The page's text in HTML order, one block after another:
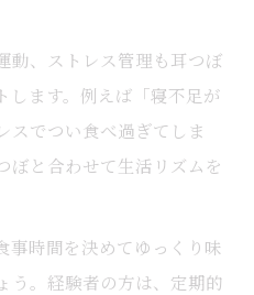
動、ストレス管理も耳つぼ
します。例えば「寝不足が
スでつい食べ過ぎてしま
ぼと合わせて生活リズムを
事時間を決めてゆっくり味
う。経験者の方は、定期的